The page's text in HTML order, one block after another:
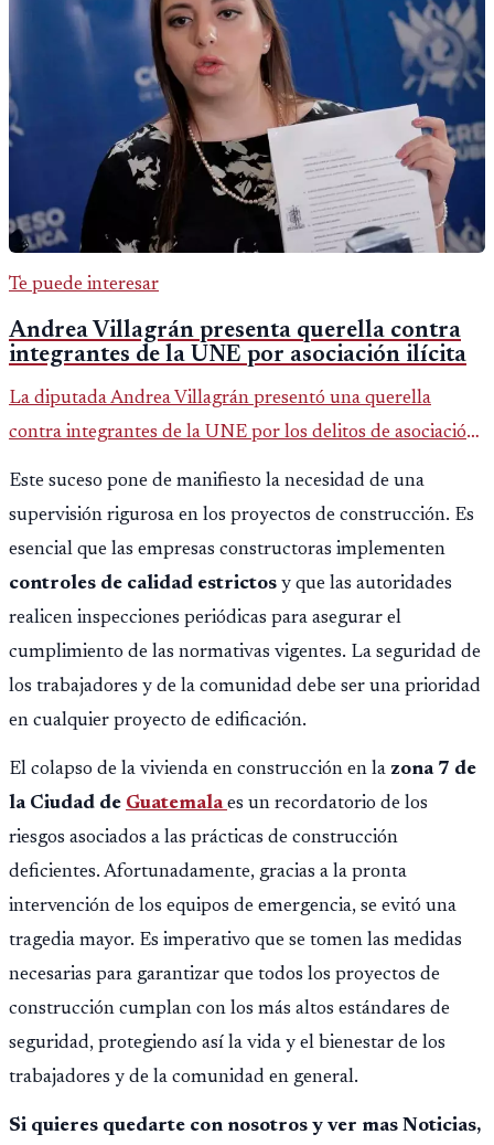
Te puede interesar
Andrea Villagrán presenta querella contra
integrantes de la UNE por asociación ilícita
La diputada Andrea Villagrán presentó una querella
contra integrantes de la UNE por los delitos de asociación
ilícita, terrorismo y sedición.
Este suceso pone de manifiesto la necesidad de una
supervisión rigurosa en los proyectos de construcción. Es
esencial que las empresas constructoras implementen
controles de calidad estrictos y que las autoridades
realicen inspecciones periódicas para asegurar el
cumplimiento de las normativas vigentes. La seguridad de
los trabajadores y de la comunidad debe ser una prioridad
en cualquier proyecto de edificación.
El colapso de la vivienda en construcción en la zona 7 de
la Ciudad de Guatemala es un recordatorio de los
riesgos asociados a las prácticas de construcción
deficientes. Afortunadamente, gracias a la pronta
intervención de los equipos de emergencia, se evitó una
tragedia mayor. Es imperativo que se tomen las medidas
necesarias para garantizar que todos los proyectos de
construcción cumplan con los más altos estándares de
seguridad, protegiendo así la vida y el bienestar de los
trabajadores y de la comunidad en general.
Si quieres quedarte con nosotros y ver mas Noticias,